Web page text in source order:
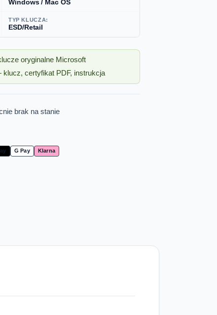
oryginalne Microsoft
certyfikat PDF, instrukcja
Windows / Mac OS
TYP KLUCZA:
ESD/Retail
brak na stanie
G Pay Klarna